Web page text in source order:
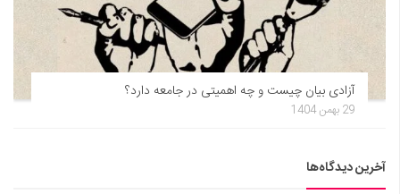
آزادی بیان چیست و چه اهمیتی در جامعه دارد؟
29 بهمن 1404
آخرین دیدگاه‌ها